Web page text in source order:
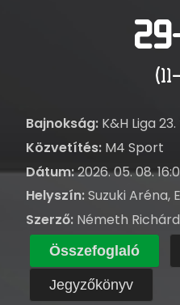
Bajnokság: K&H Liga
Közvetítés: M4 Sport
Dátum:2026. 05. 08.
Helyszín:Suzuki Aréna,
Szerző: Németh Richárd
Összefoglaló
Jegyzőkönyv